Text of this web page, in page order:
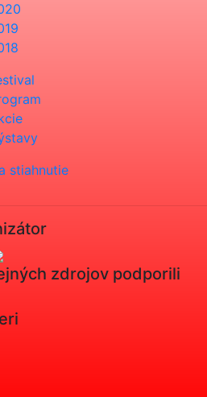
stiahnutie
zdrojov podporili